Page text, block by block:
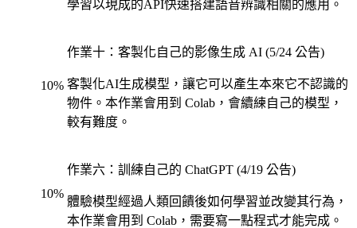
學習以現成的API快速搭建語音辨識相關的應用。
10%
作業十：客製化自己的影像生成 AI (5/24 公告)
客製化AI生成模型，讓它可以產生本來它不認識的
物件。本作業會用到 Colab，會續練自己的模型，
較有難度。
10%
作業六：訓練自己的 ChatGPT (4/19 公告)
體驗模型經過人類回饋後如何學習並改變其行為，
本作業會用到 Colab，需要寫一點程式才能完成。